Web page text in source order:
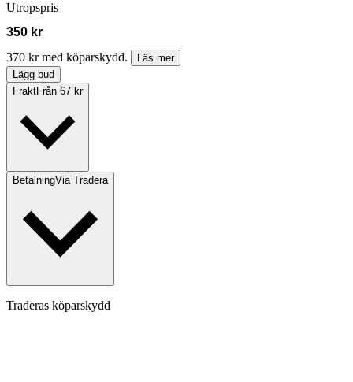
Utropspris
350 kr
370 kr med köparskydd.
Läs mer
Lägg bud
FraktFrån 67 kr
BetalningVia Tradera
Traderas köparskydd